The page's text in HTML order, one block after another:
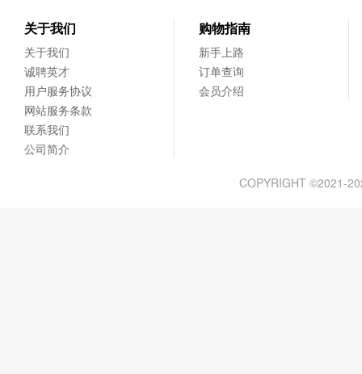
关于我们
关于我们
诚聘英才
用户服务协议
网站服务条款
联系我们
公司简介
购物指南
新手上路
订单查询
会员介绍
COPYRIGHT ©2021-